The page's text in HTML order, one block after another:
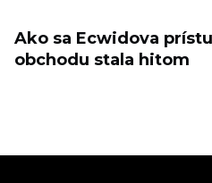
Ako sa Ecwidova
obchodu stala hitom